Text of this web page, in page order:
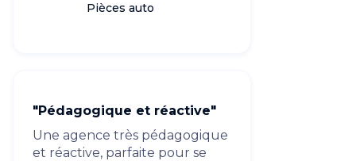
Pièces auto
"Pédagogique et réactive"
Une agence très pédagogique
et réactive, parfaite pour se